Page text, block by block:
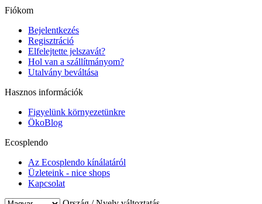
Fiókom
Bejelentkezés
Regisztráció
Elfelejtette jelszavát?
Hol van a szállítmányom?
Utalvány beváltása
Hasznos információk
Figyelünk környezetünkre
ÖkoBlog
Ecosplendo
Az Ecosplendo kínálatáról
Üzleteink - nice shops
Kapcsolat